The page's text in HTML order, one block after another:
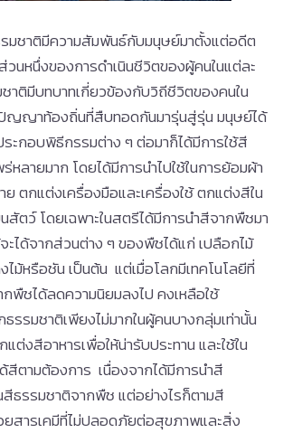
มชาติมีความสัมพันธ์กับมนุษย์มาตั้งแต่อดีต
วนหนึ่งของการดำเนินชีวิตของผู้คนในแต่ละ
ติมีบทบาทเกี่ยวข้องกับวิถีชีวิตของคนใน
ญญาท้องถิ่นที่สืบทอดกันมารุ่นสู่รุ่น มนุษย์ได้
ะกอบพิธีกรรมต่าง ๆ ต่อมาก็ได้มีการใช้สี
ลายมาก โดยได้มีการนำไปใช้ในการย้อมผ้า
ย ตกแต่งเครื่องมือและเครื่องใช้ ตกแต่งสีใน
สัตว์ โดยเฉพาะในสตรีได้มีการนำสีจากพืชมา
ะได้จากส่วนต่าง ๆ ของพืชได้แก่ เปลือกไม้
งไม้หรือชัน เป็นต้น แต่เมื่อโลกมีเทคโนโลยีที่
พืชได้ลดความนิยมลงไป คงเหลือใช้
รรมชาติเพียงไม่มากในผู้คนบางกลุ่มเท่านั้น
ต่งสีอาหารเพื่อให้น่ารับประทาน และใช้ใน
สีตามต้องการ เนื่องจากได้มีการนำสี
สีธรรมชาติจากพืช แต่อย่างไรก็ตามสี
ยสารเคมีที่ไม่ปลอดภัยต่อสุขภาพและสิ่ง